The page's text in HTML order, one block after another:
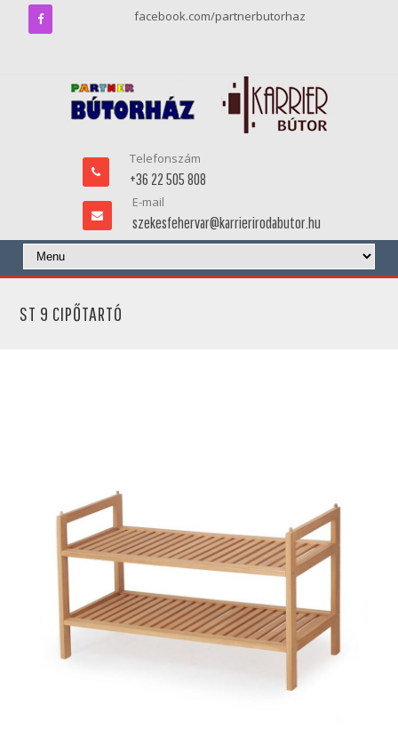
facebook.com/partnerbutorhaz
Telefonszám
+36 22 505 808
E-mail
szekesfehervar@karrierirodabutor.hu
ST 9 CIPŐTARTÓ